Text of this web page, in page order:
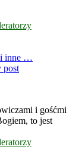
i inne …
post
i gośćmi
to jest